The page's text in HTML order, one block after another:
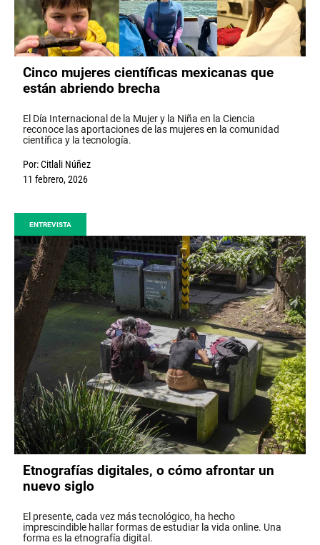
Cinco mujeres científicas mexicanas que
están abriendo brecha
El Día Internacional de la Mujer y la Niña en la Ciencia
reconoce las aportaciones de las mujeres en la comunidad
científica y la tecnología.
Por:Citlali Núñez
11 febrero, 2026
ENTREVISTA
Etnografías digitales, o cómo afrontar un
nuevo siglo
El presente, cada vez más tecnológico, ha hecho
imprescindible hallar formas de estudiar la vida online. Una
forma es la etnografía digital.